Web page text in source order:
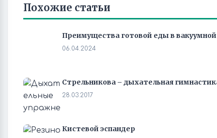
Похожие статьи
Преимущества готовой еды в вакуумной
06.04.2024
Стрельникова – дыхательная
28.03.2017
Кистевой эспандер